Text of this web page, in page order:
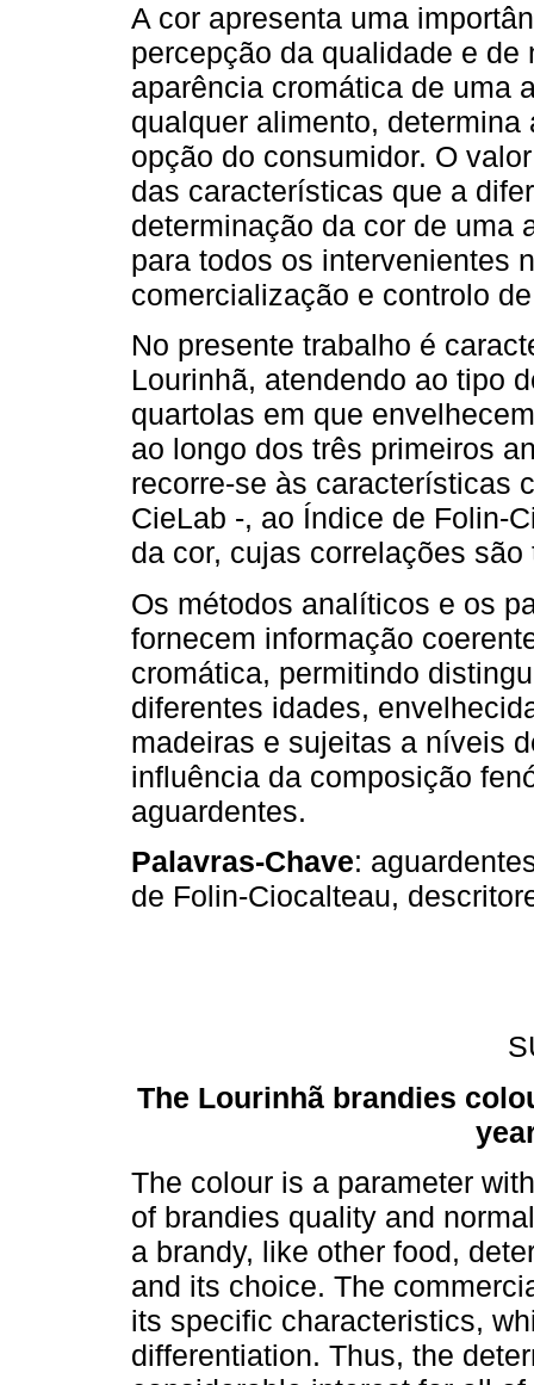
A cor apresenta uma
percepção da qualidade e
aparência cromática de uma
qualquer alimento,
opção do consumidor. O
das características que a
determinação da cor de uma
para todos os intervenientes
comercialização e controlo
No presente trabalho é
Lourinhã, atendendo ao tipo
quartolas em que
ao longo dos três primeiros
recorre-se às características
CieLab -, ao Índice de Folin-
da cor, cujas correlações
Os métodos analíticos e os
fornecem informação
cromática, permitindo
diferentes idades,
madeiras e sujeitas a níveis
influência da composição
aguardentes.
Palavras-Chave:
de Folin-Ciocalteau,
The Lourinhã brandies
The colour is a parameter
of brandies quality and
a brandy, like other food,
and its choice. The
its specific characteristics,
differentiation. Thus, the